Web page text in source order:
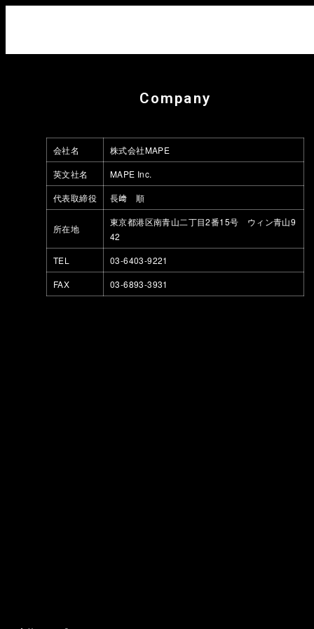
Company
会社名
株式会社MAPE
英文社名
MAPE Inc.
代表取締役
長﨑 順
所在地
東京都港区南青山二丁目2番15号 ウィン青山9
42
TEL
03-6403-9221
FAX
03-6893-3931